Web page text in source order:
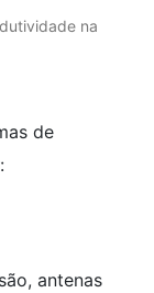
na
de
antenas